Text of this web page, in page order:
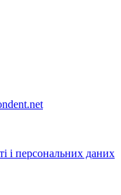
і персональних даних